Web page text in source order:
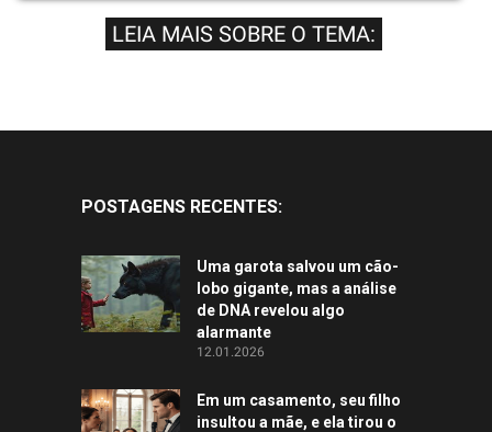
LEIA MAIS SOBRE O TEMA:
POSTAGENS RECENTES:
Uma garota salvou um cão-
lobo gigante, mas a análise
de DNA revelou algo
alarmante
12.01.2026
Em um casamento, seu filho
insultou a mãe, e ela tirou o